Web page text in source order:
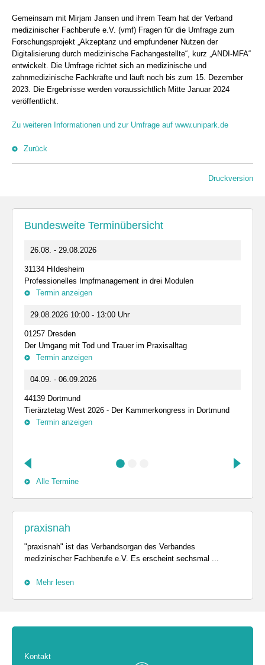
Gemeinsam mit Mirjam Jansen und ihrem Team hat der Verband
medizinischer Fachberufe e.V. (vmf) Fragen für die Umfrage zum
Forschungsprojekt „Akzeptanz und empfundener Nutzen der
Digitalisierung durch medizinische Fachangestellte“, kurz „ANDI-MFA“
entwickelt. Die Umfrage richtet sich an medizinische und
zahnmedizinische Fachkräfte und läuft noch bis zum 15. Dezember
2023. Die Ergebnisse werden voraussichtlich Mitte Januar 2024
veröffentlicht.
Zu weiteren Informationen und zur Umfrage auf www.unipark.de
Zurück
Druckversion
Bundesweite Terminübersicht
26.08. - 29.08.2026
31134 Hildesheim
Professionelles Impfmanagement in drei Modulen
Termin anzeigen
29.08.2026 10:00 - 13:00 Uhr
01257 Dresden
Der Umgang mit Tod und Trauer im Praxisalltag
Termin anzeigen
04.09. - 06.09.2026
44139 Dortmund
Tierärztetag West 2026 - Der Kammerkongress in Dortmund
Termin anzeigen
Alle Termine
praxisnah
"praxisnah" ist das Verbandsorgan des Verbandes
medizinischer Fachberufe e.V. Es erscheint sechsmal ...
Mehr lesen
Kontakt